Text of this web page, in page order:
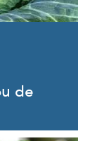
de